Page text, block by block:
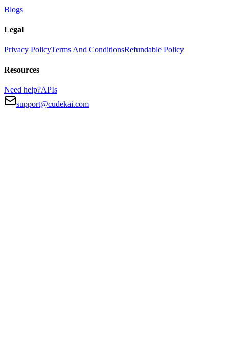
Blogs
Legal
Privacy PolicyTerms And ConditionsRefundable Policy
Resources
Need help?APIs
support@cudekai.com